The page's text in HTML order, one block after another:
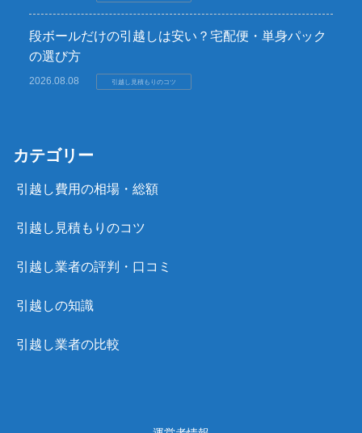
段ボールだけの引越しは安い？宅配便・単身パック
の選び方
2026.08.08 引越し見積もりのコツ
カテゴリー
引越し費用の相場・総額
引越し見積もりのコツ
引越し業者の評判・口コミ
引越しの知識
引越し業者の比較